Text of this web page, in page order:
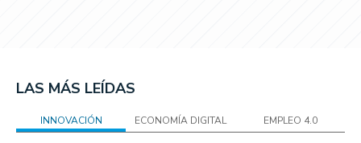
LAS MÁS LEÍDAS
INNOVACIÓN ECONOMÍA DIGITAL EMPLEO 4.0